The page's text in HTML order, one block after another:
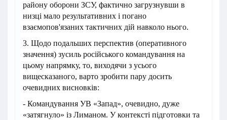
району оборони ЗСУ, фактично загрузнувши в
низці мало результативних і погано
взаємопов'язаних тактичних дій навколо нього.
3. Щодо подальших перспектив (оперативного
значення) зусиль російського командування на
цьому напрямку, то, виходячи з усього
вищесказаного, варто зробити пару досить
очевидних висновків:
- Командування УВ «Запад», очевидно, дуже
«затягнуло» із Лиманом. У контексті підготовки та